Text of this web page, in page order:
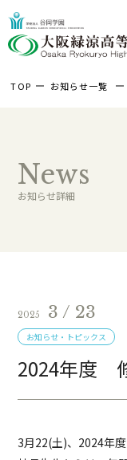
TOP お知らせ一覧
News
お知らせ詳細
2025 3 / 23
お知らせ・トピックス
2024年度
3月22(土)、2024年